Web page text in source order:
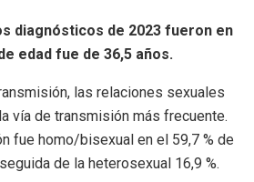
diagnósticos de 2023 fueron en
edad fue de 36,5 años.
las relaciones sexuales
vía de transmisión más frecuente.
fue homo/bisexual en el 59,7 % de
de la heterosexual 16,9 %.